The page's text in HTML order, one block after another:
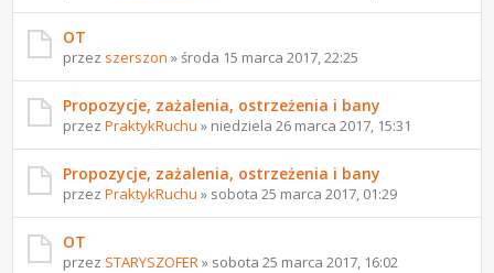
OT
przez szerszon » środa 15 marca 2017, 22:25
Propozycje, zażalenia, ostrzeżenia i bany
przezPraktykRuchu » niedziela 26 marca 2017, 15:31
Propozycje, zażalenia, ostrzeżenia i bany
przezPraktykRuchu » sobota 25 marca 2017, 01:29
OT
przez STARYSZOFER » sobota 25 marca 2017, 16:02